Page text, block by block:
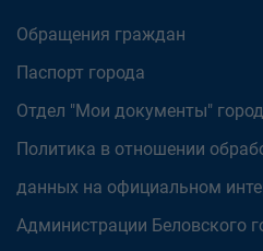
Обращения граждан
Паспорт города
Отдел "Мои документы"
Политика в отношении
данных на официальном
Администрации Беловского